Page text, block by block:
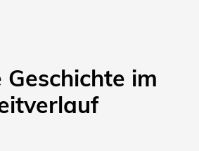
Geschichte im